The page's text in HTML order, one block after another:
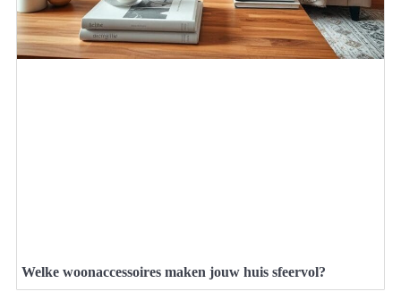
Welke woonaccessoires maken jouw huis sfeervol?